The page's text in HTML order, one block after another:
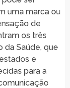
uma marca ou
de
os três
da Saúde, que
e
para a